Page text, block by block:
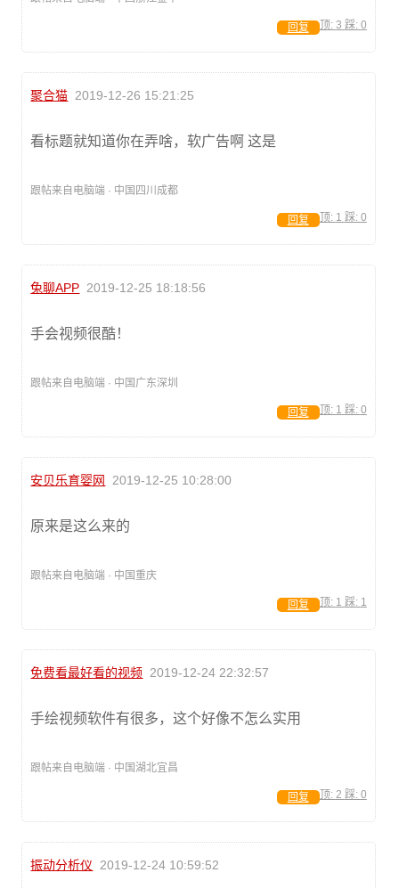
顶: 3 踩: 0
回复
聚合猫 2019-12-26 15:21:25
看标题就知道你在弄啥，软广告啊 这是
跟帖来自电脑端 · 中国四川成都
顶: 1 踩: 0
回复
兔聊APP 2019-12-25 18:18:56
手会视频很酷！
跟帖来自电脑端 · 中国广东深圳
顶: 1 踩: 0
回复
安贝乐育婴网 2019-12-25 10:28:00
原来是这么来的
跟帖来自电脑端 · 中国重庆
顶: 1 踩: 1
回复
免费看最好看的视频 2019-12-24 22:32:57
手绘视频软件有很多，这个好像不怎么实用
跟帖来自电脑端 · 中国湖北宜昌
顶: 2 踩: 0
回复
振动分析仪 2019-12-24 10:59:52